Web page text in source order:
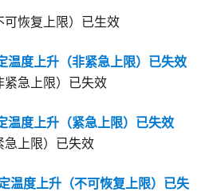
可恢复上限）已生效
温度上升（非紧急上限）已失效
紧急上限）已失效
温度上升（紧急上限）已失效
急上限）已失效
温度上升（不可恢复上限）已失